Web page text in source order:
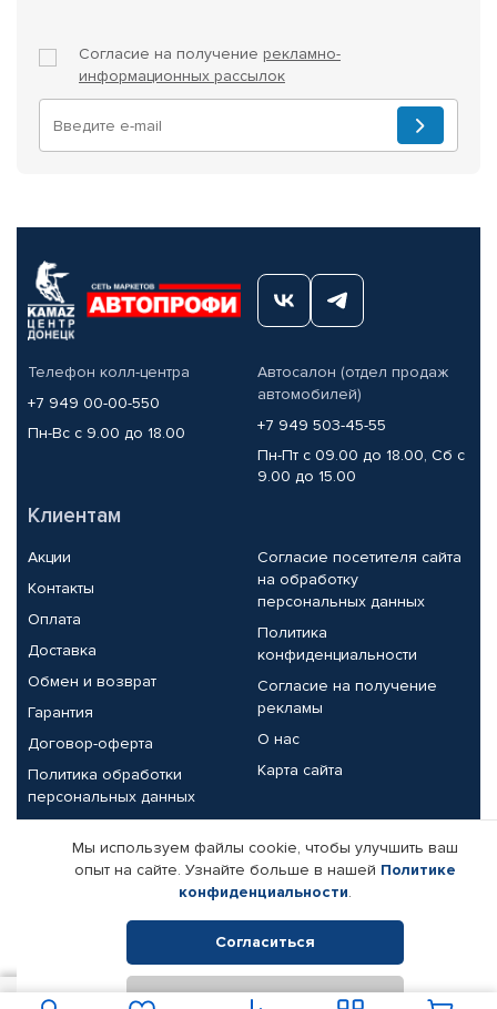
Согласие на получение рекламно-
информационных рассылок
Телефон колл-центра
+7 949 00-00-550
Пн-Вс с 9.00 до 18.00
Автосалон (отдел продаж
автомобилей)
+7 949 503-45-55
Пн-Пт с 09.00 до 18.00, Сб с
9.00 до 15.00
Клиентам
Акции
Контакты
Оплата
Доставка
Обмен и возврат
Гарантия
Договор-оферта
Политика обработки
персональных данных
Согласие посетителя сайта
на обработку
персональных данных
Политика
конфиденциальности
Согласие на получение
рекламы
О нас
Карта сайта
Партнерам
Корпоративным клиентам
Поставщикам
Реквизиты компании
© КАМАЗ ЦЕНТР ДОНЕЦК, 2015-2026. Все права защищены.
Мы используем файлы cookie, чтобы улучшить ваш
опыт на сайте. Узнайте больше в нашей Политике
конфиденциальности.
Согласиться
Отклонить